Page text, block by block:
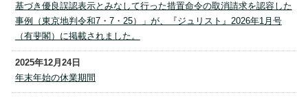
基づき優良誤認表示とみなして行った措置命令の取消請求を認容した
事例（東京地判令和7・7・25）」が、『ジュリスト』2026年1月号
（有斐閣）に掲載されました。
2025年12月24日
年末年始の休業期間